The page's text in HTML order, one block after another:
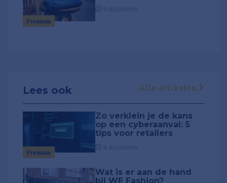
Premium
Lees ook Alle artikelen
Premium
Zo verklein je de kans
op een cyberaanval: 5
tips voor retailers
Wat is er aan de hand
bij WE Fashion?